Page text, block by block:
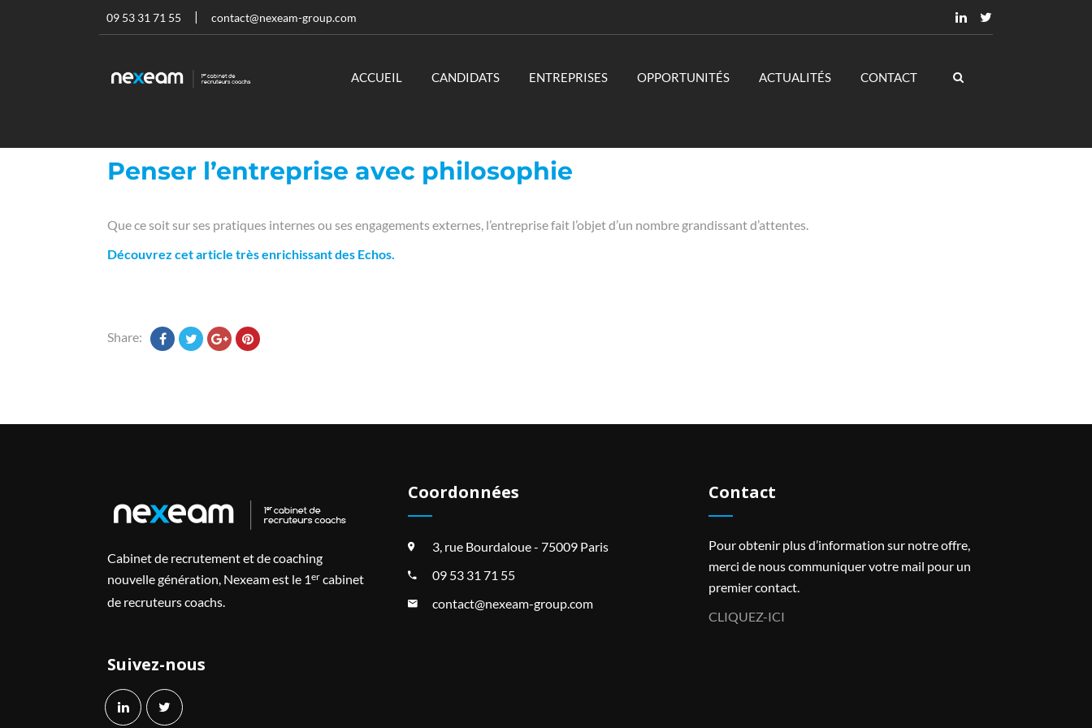
09 53 31 71 55 contact@nexeam-group.com
ACCUEIL CANDIDATS ENTREPRISES OPPORTUNITÉS ACTUALITÉS CONTACT
Penser l’entreprise avec philosophie
Que ce soit sur ses pratiques internes ou ses engagements externes, l’entreprise fait l’objet d’un nombre grandissant d’attentes.
Découvrez cet article très enrichissant des Echos.
Share:
Cabinet de recrutement et de coaching
nouvelle génération, Nexeam est le 1er cabinet
de recruteurs coachs.
Suivez-nous
Coordonnées
3, rue Bourdaloue - 75009 Paris
09 53 31 71 55
contact@nexeam-group.com
Contact
Pour obtenir plus d’information sur notre offre,
merci de nous communiquer votre mail pour un
premier contact.
CLIQUEZ-ICI